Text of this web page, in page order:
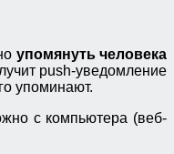
упомянуть человека
push-уведомление
упоминают.
с компьютера (веб-